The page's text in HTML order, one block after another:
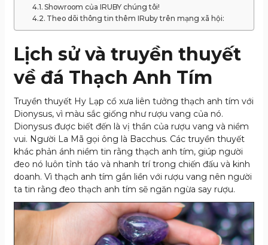
Showroom của IRUBY chúng tôi!
Theo dõi thông tin thêm IRuby trên mạng xã hội:
Lịch sử và truyền thuyết
về đá Thạch Anh Tím
Truyền thuyết Hy Lạp cổ xưa liên tưởng thạch anh tím với
Dionysus, vì màu sắc giống như rượu vang của nó.
Dionysus được biết đến là vị thần của rượu vang và niềm
vui. Người La Mã gọi ông là Bacchus. Các truyền thuyết
khác phản ánh niềm tin rằng thạch anh tím, giúp người
đeo nó luôn tỉnh táo và nhanh trí trong chiến đấu và kinh
doanh. Vì thạch anh tím gắn liền với rượu vang nên người
ta tin rằng đeo thạch anh tím sẽ ngăn ngừa say rượu.